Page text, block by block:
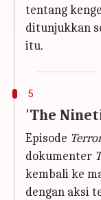
tentang
ditunjukkan
itu.
5
'The
Episode
dokumenter
kembali ke
dengan aksi